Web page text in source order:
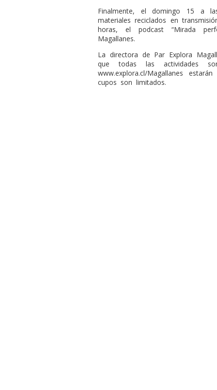
Finalmente, el domingo 15 a
materiales reciclados en
horas, el podcast “Mirada
Magallanes.
La directora de Par Explora
que todas las actividades
www.explora.cl/Magallanes
cupos son limitados.